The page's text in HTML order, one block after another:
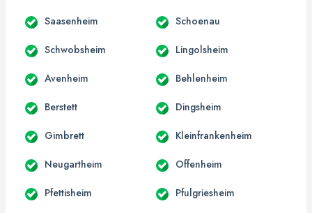
Saasenheim Schoenau
Schwobsheim Lingolsheim
Avenheim Behlenheim
Berstett Dingsheim
Gimbrett Kleinfrankenheim
Neugartheim Offenheim
Pfettisheim Pfulgriesheim